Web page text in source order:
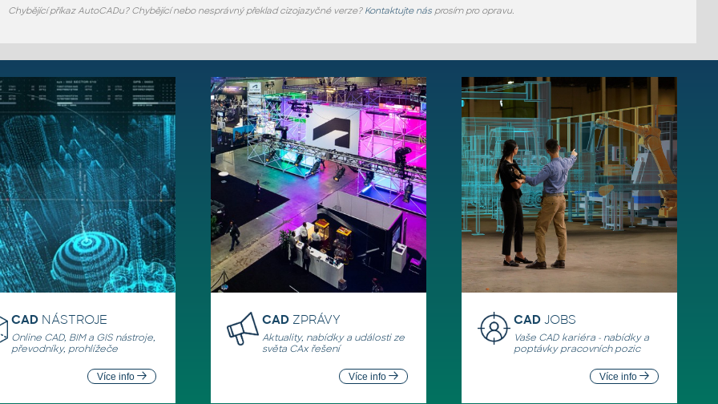
Chybějící příkaz AutoCADu? Chybějící nebo nesprávný překlad cizojazyčné verze? Kontaktujte násprosím pro opravu.
CAD NÁSTROJE
Online CAD, BIM a GIS nástroje,
převodníky, prohlížeče
Více info
CAD ZPRÁVY
Aktuality, nabídky a události ze
světa CAx řešení
Více info
CADJOBS
Vaše CAD kariéra - nabídky a
poptávky pracovních pozic
Více info